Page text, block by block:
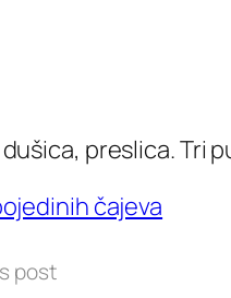
preslica. Tri
čajeva
post